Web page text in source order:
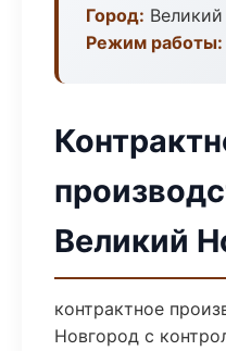
Город:
Режим работы:
Великий
контрактное
Новгород с